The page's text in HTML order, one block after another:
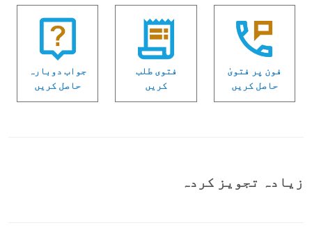
فون پر فتویٰ
حاصل کریں
فتوی طلب
کریں
جواب دوبارہ
حاصل کریں
زیادہ تجویز کردہ